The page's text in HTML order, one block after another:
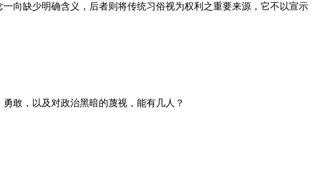
向缺少明确含义，后者则将传统习俗视为权利之重要来源，它不以宣示
敢，以及对政治黑暗的蔑视，能有几人？